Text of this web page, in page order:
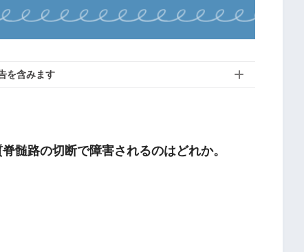
を含みます
髄路の切断で障害されるのはどれか。